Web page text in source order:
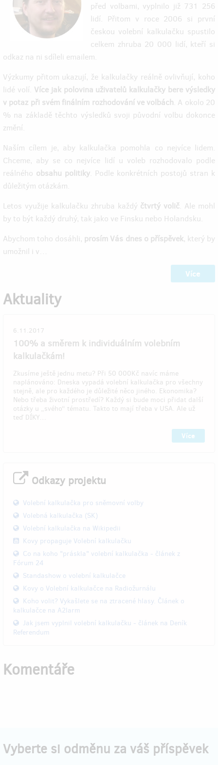
před volbami, vyplnilo již 731 256
lidí. Přitom v roce 2006 si první
českou volební kalkulačku spustilo
celkem zhruba 20 000 lidí, kteří si
odkaz na ni sdíleli emailem.
Výzkumy přitom ukazují, že kalkulačky reálně ovlivňují, koho
lidé volí. Více jak polovina uživatelů kalkulačky bere výsledky
v potaz při svém finálním rozhodování ve volbách. A okolo 20
% na základě těchto výsledků svoji původní volbu dokonce
změní.
Naším cílem je, aby kalkulačka pomohla co nejvíce lidem.
Chceme, aby se co nejvíce lidí u voleb rozhodovalo podle
reálného obsahu politiky. Podle konkrétních postojů stran k
důležitým otázkám.
Letos využije kalkulačku zhruba každý čtvrtý volič. Ale mohl
by to být každý druhý, tak jako ve Finsku nebo Holandsku.
Abychom toho dosáhli, prosím Vás dnes o příspěvek, který by
umožnil i v…
Více
Aktuality
6.11.2017
100% a směrem k individuálním volebním
kalkulačkám!
Zkusíme ještě jednu metu? Při 50 000Kč navíc máme
naplánováno: Dneska vypadá volební kalkulačka pro všechny
stejně, ale pro každého je důležité něco jiného. Ekonomika?
Nebo třeba životní prostředí? Každý si bude moci přidat další
otázky u „svého“ tématu. Takto to mají třeba v USA. Ale už
teď DÍKY…
Více
Odkazy projektu
Volební kalkulačka pro sněmovní volby
Volebná kalkulačka (SK)
Volební kalkulačka na Wikipedii
Kovy propaguje Volební kalkulačku
Co na koho "práskla" volební kalkulačka - článek z
Fórum 24
Standashow o volební kalkulačce
Kovy o Volební kalkulačce na Radiožurnálu
Koho volit? Vykašlete se na ztracené hlasy. Článek o
kalkulačce na A2larm
Jak jsem vyplnil volební kalkulačku - článek na Deník
Referendum
Komentáře
Vyberte si odměnu za váš příspěvek